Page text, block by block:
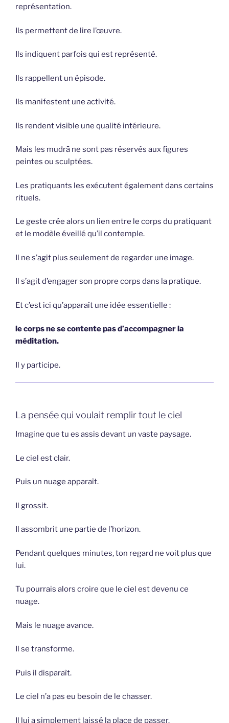
représentation.
Ils permettent de lire l’œuvre.
Ils indiquent parfois qui est représenté.
Ils rappellent un épisode.
Ils manifestent une activité.
Ils rendent visible une qualité intérieure.
Mais les mudrā ne sont pas réservés aux figures
peintes ou sculptées.
Les pratiquants les exécutent également dans certains
rituels.
Le geste crée alors un lien entre le corps du pratiquant
et le modèle éveillé qu’il contemple.
Il ne s’agit plus seulement de regarder une image.
Il s’agit d’engager son propre corps dans la pratique.
Et c’est ici qu’apparaît une idée essentielle :
le corps ne se contente pas d’accompagner la
méditation.
Il y participe.
La pensée qui voulait remplir tout le ciel
Imagine que tu es assis devant un vaste paysage.
Le ciel est clair.
Puis un nuage apparaît.
Il grossit.
Il assombrit une partie de l’horizon.
Pendant quelques minutes, ton regard ne voit plus que
lui.
Tu pourrais alors croire que le ciel est devenu ce
nuage.
Mais le nuage avance.
Il se transforme.
Puis il disparaît.
Le ciel n’a pas eu besoin de le chasser.
Il lui a simplement laissé la place de passer.